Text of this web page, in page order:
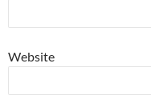
Website